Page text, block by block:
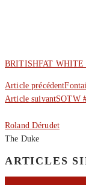
BRITISHFAT
Article précédent
Article suivantSOTW
Roland Dérudet
The Duke
ARTICLES